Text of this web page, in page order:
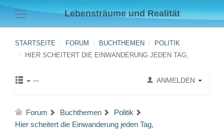
Lebensträume und Realität
STARTSEITE FORUM BUCHTHEMEN
POLITIK
HIER SCHEITERT DIE EINWANDERUNG JEDEN TAG,
ANMELDEN
Forum Buchthemen
Politik
Hier scheitert die Einwanderung jeden Tag,